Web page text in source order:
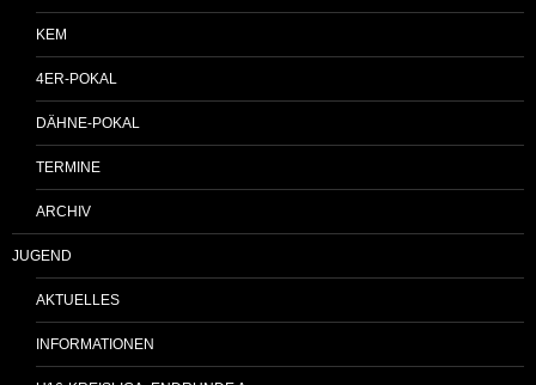
KEM
4ER-POKAL
DÄHNE-POKAL
TERMINE
ARCHIV
JUGEND
AKTUELLES
INFORMATIONEN